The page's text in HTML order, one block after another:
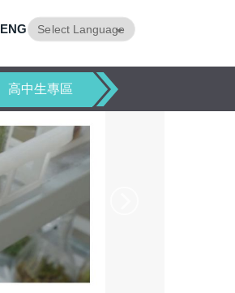
Translate
ENG
高中生專區